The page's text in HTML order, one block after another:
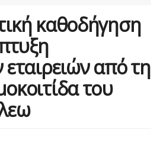
καθοδήγηση
από τη
του